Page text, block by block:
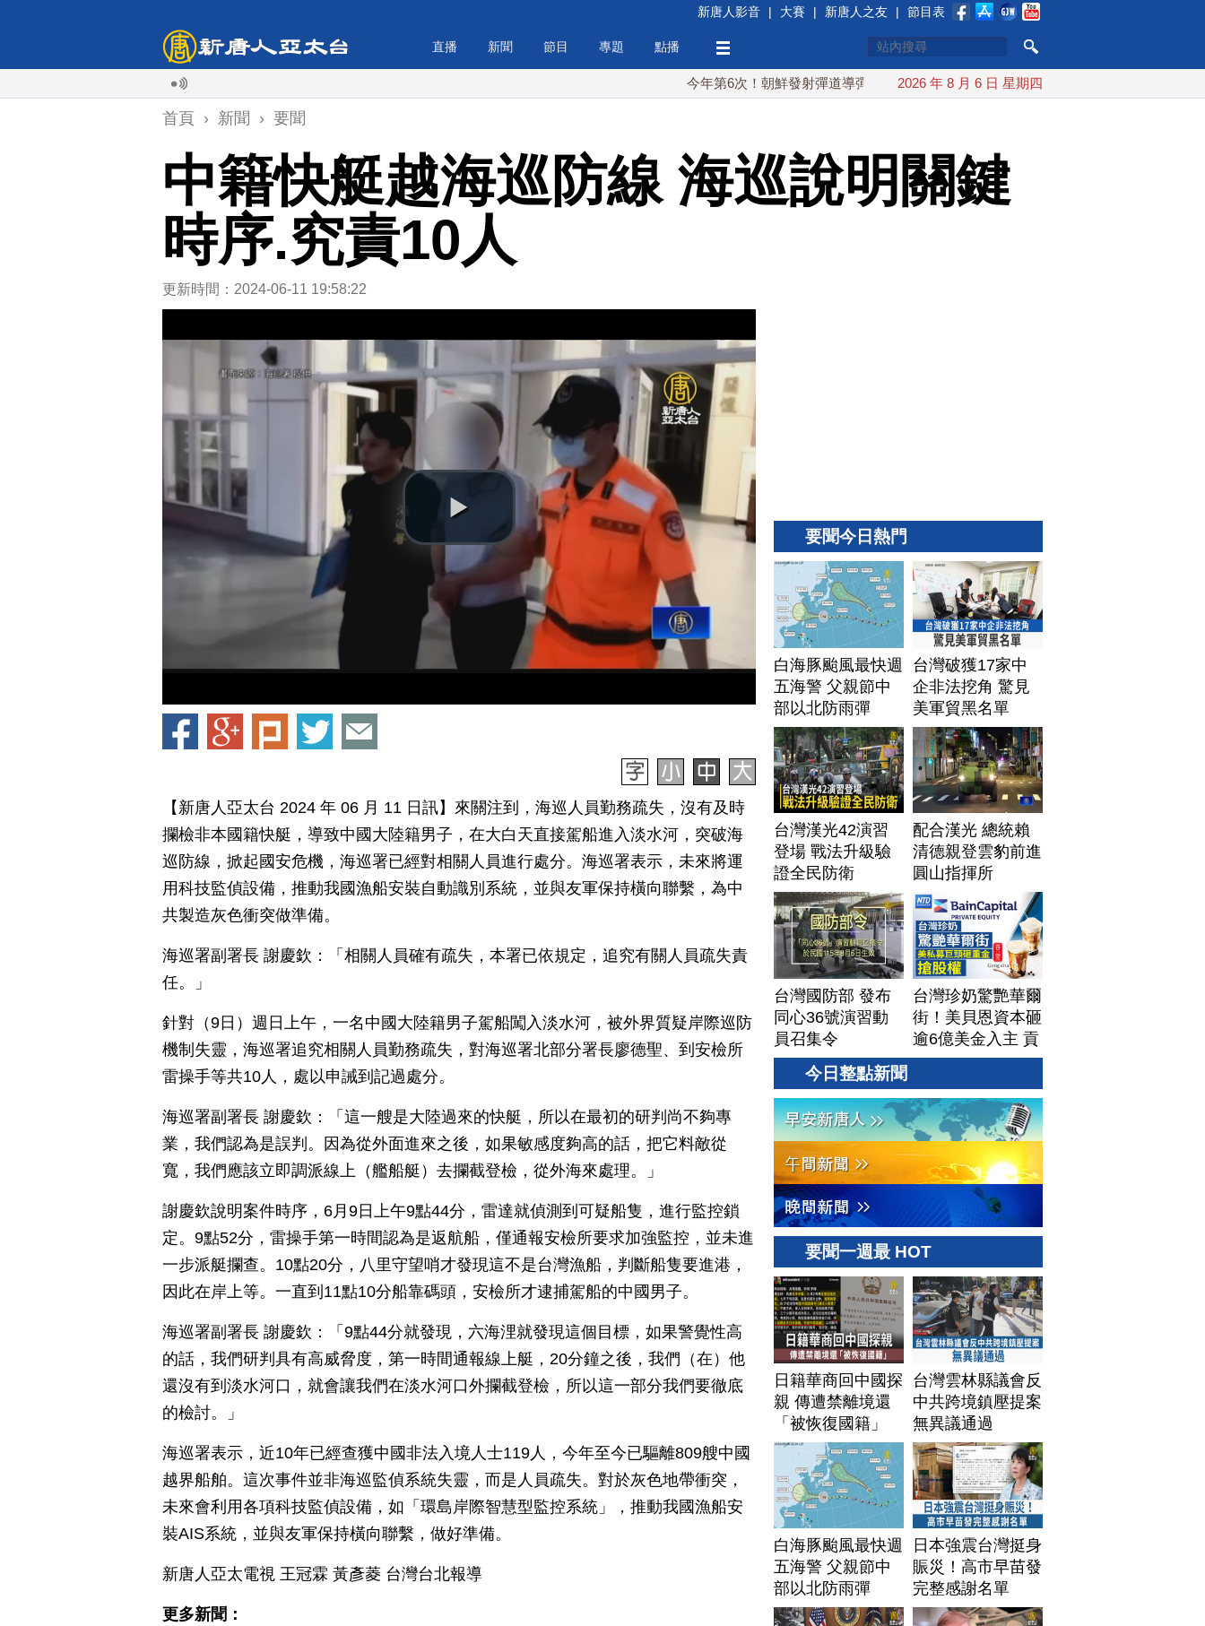
新唐人影音 | 大賽 | 新唐人之友 | 節目表
直播 新聞 節目 專題 點播
今年第6次！朝鮮發射彈道導彈 落日本EEZ外 紅海戰火續升溫 也門胡塞武裝稱又襲擊沙特
2026 年 8 月 6 日 星期四
首頁 › 新聞 › 要聞
中籍快艇越海巡防線 海巡說明關鍵
時序.究責10人
更新時間：2024-06-11 19:58:22
【新唐人亞太台 2024 年 06 月 11 日訊】來關注到，海巡人員勤務疏失，沒有及時
攔檢非本國籍快艇，導致中國大陸籍男子，在大白天直接駕船進入淡水河，突破海
巡防線，掀起國安危機，海巡署已經對相關人員進行處分。海巡署表示，未來將運
用科技監偵設備，推動我國漁船安裝自動識別系統，並與友軍保持橫向聯繫，為中
共製造灰色衝突做準備。
海巡署副署長 謝慶欽：「相關人員確有疏失，本署已依規定，追究有關人員疏失責
任。」
針對（9日）週日上午，一名中國大陸籍男子駕船闖入淡水河，被外界質疑岸際巡防
機制失靈，海巡署追究相關人員勤務疏失，對海巡署北部分署長廖德聖、到安檢所
雷操手等共10人，處以申誡到記過處分。
海巡署副署長 謝慶欽：「這一艘是大陸過來的快艇，所以在最初的研判尚不夠專
業，我們認為是誤判。因為從外面進來之後，如果敏感度夠高的話，把它料敵從
寬，我們應該立即調派線上（艦船艇）去攔截登檢，從外海來處理。」
謝慶欽說明案件時序，6月9日上午9點44分，雷達就偵測到可疑船隻，進行監控鎖
定。9點52分，雷操手第一時間認為是返航船，僅通報安檢所要求加強監控，並未進
一步派艇攔查。10點20分，八里守望哨才發現這不是台灣漁船，判斷船隻要進港，
因此在岸上等。一直到11點10分船靠碼頭，安檢所才逮捕駕船的中國男子。
海巡署副署長 謝慶欽：「9點44分就發現，六海浬就發現這個目標，如果警覺性高
的話，我們研判具有高威脅度，第一時間通報線上艇，20分鐘之後，我們（在）他
還沒有到淡水河口，就會讓我們在淡水河口外攔截登檢，所以這一部分我們要徹底
的檢討。」
海巡署表示，近10年已經查獲中國非法入境人士119人，今年至今已驅離809艘中國
越界船舶。這次事件並非海巡監偵系統失靈，而是人員疏失。對於灰色地帶衝突，
未來會利用各項科技監偵設備，如「環島岸際智慧型監控系統」，推動我國漁船安
裝AIS系統，並與友軍保持橫向聯繫，做好準備。
新唐人亞太電視 王冠霖 黃彥菱 台灣台北報導
更多新聞：
要聞今日熱門
白海豚颱風最快週
五海警 父親節中
部以北防雨彈
台灣破獲17家中
企非法挖角 驚見
美軍貿黑名單
台灣漢光42演習
登場 戰法升級驗
證全民防衛
配合漢光 總統賴
清德親登雲豹前進
圓山指揮所
台灣國防部 發布
同心36號演習動
員召集令
台灣珍奶驚艷華爾
街！美貝恩資本砸
逾6億美金入主 貢
茶拓國際版圖加速
聞｜
20260806(四)
今日整點新聞
要聞一週最 HOT
日籍華商回中國探
親 傳遭禁離境還
「被恢復國籍」
台灣雲林縣議會反
中共跨境鎮壓提案
無異議通過
白海豚颱風最快週
五海警 父親節中
部以北防雨彈
日本強震台灣挺身
賑災！高市早苗發
完整感謝名單